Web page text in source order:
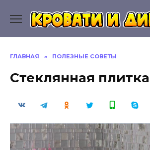
содержанию
ГЛАВНАЯ » ПОЛЕЗНЫЕ СОВЕТЫ
Стеклянная плитка